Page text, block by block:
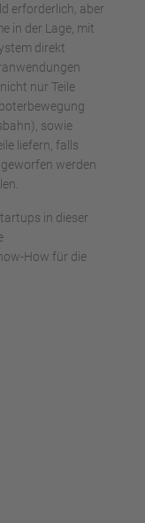
erforderlich, aber
in der Lage, mit
direkt
nur Teile
sowie
liefern, falls
werden
in dieser
How für die